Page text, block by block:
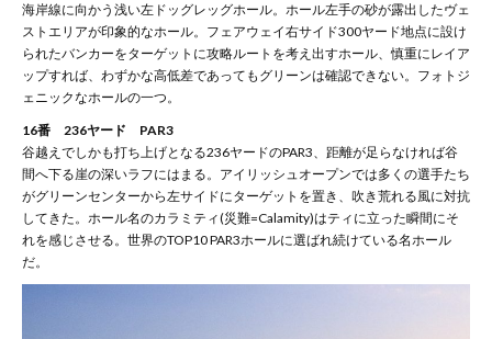
海岸線に向かう浅い左ドッグレッグホール。ホール左手の砂が露出したヴェ
ストエリアが印象的なホール。フェアウェイ右サイド300ヤード地点に設け
られたバンカーをターゲットに攻略ルートを考え出すホール、慎重にレイア
ップすれば、わずかな高低差であってもグリーンは確認できない。フォトジ
ェニックなホールの一つ。
16番 236ヤード PAR3
谷越えでしかも打ち上げとなる236ヤードのPAR3、距離が足らなければ谷
間へ下る崖の深いラフにはまる。アイリッシュオープンでは多くの選手たち
がグリーンセンターから左サイドにターゲットを置き、吹き荒れる風に対抗
してきた。ホール名のカラミティ(災難=Calamity)はティに立った瞬間にそ
れを感じさせる。世界のTOP10 PAR3ホールに選ばれ続けている名ホール
だ。